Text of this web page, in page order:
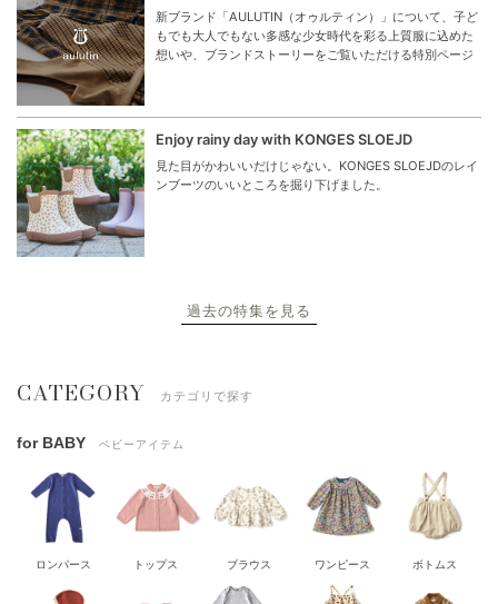
新ブランド「AULUTIN（オゥルティン）」について、子ど
もでも大人でもない多感な少女時代を彩る上質服に込めた
想いや、ブランドストーリーをご覧いただける特別ページ
Enjoy rainy day with KONGES SLOEJD
見た目がかわいいだけじゃない。KONGES SLOEJDのレイ
ンブーツのいいところを掘り下げました。
過去の特集を見る
CATEGORY カテゴリで探す
for BABY ベビーアイテム
ロンパース トップス ブラウス ワンピース ボトムス